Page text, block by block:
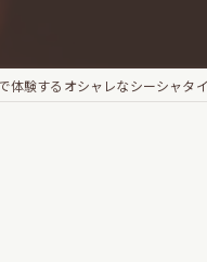
体験するオシャレなシーシャタ